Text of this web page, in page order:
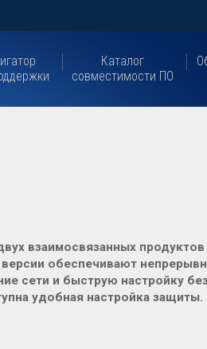
Каталог
совместимости ПО
взаимосвязанных
обеспечивают
сети и быструю настройку
удобная настройка защиты.